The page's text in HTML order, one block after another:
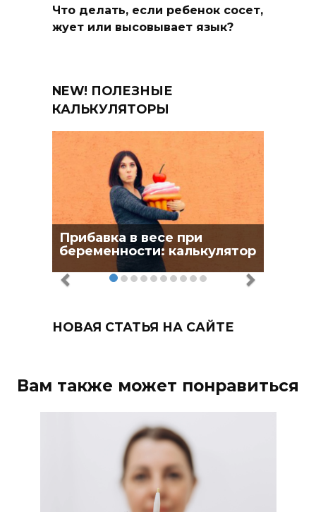
Что делать, если ребенок сосет,
жует или высовывает язык?
NEW! ПОЛЕЗНЫЕ
КАЛЬКУЛЯТОРЫ
Прибавка в весе при
беременности: калькулятор
НОВАЯ СТАТЬЯ НА САЙТЕ
Вам также может понравиться